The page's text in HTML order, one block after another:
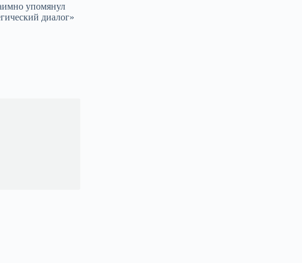
упомянул
диалог»